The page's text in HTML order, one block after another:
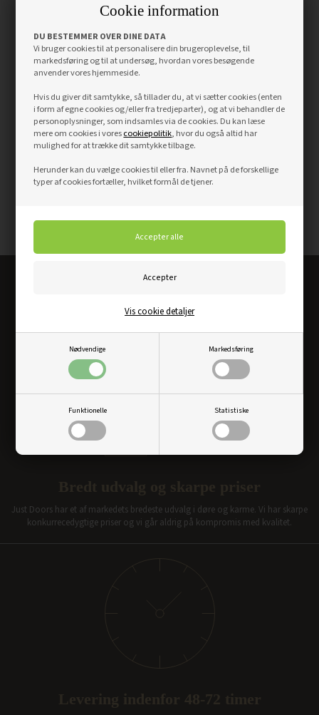
Cookie information
DU BESTEMMER OVER DINE DATA
Vi bruger cookies til at personalisere din brugeroplevelse, til
markedsføring og til at undersøg, hvordan vores besøgende
anvender vores hjemmeside.
Hvis du giver dit samtykke, så tillader du, at vi sætter cookies (enten
i form af egne cookies og/eller fra tredjeparter), og at vi behandler de
personoplysninger, som indsamles via de cookies. Du kan læse
mere om cookies i vorescookiepolitik, hvor du også altid har
mulighed for at trække dit samtykke tilbage.
Herunder kan du vælge cookies til eller fra. Navnet på de forskellige
typer af cookies fortæller, hvilket formål de tjener.
Nødvendige Markedsføring
Funktionelle Statistiske
Vis cookie detaljer
Just Doors har et af markedets bredeste udvalg i døre og karme. Vi har skarpe
konkurrecedygtige priser og vi går aldrig på kompromis med kvalitet.